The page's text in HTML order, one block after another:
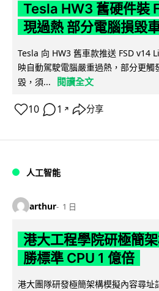
Tesla HW3 舊硬件裝
現過熱 部分電腦損毀
Tesla 向 HW3 舊車款推送 FSD v14
映自動駕駛電腦嚴重過熱，部分更觸
毀，須...
閱讀全文
10 1 ↗ 分享
人工智能
arthur 1 日
港大工程學院研極簡
勝標準 CPU 1 億倍
港大團隊研發極簡架構模擬內容尋址